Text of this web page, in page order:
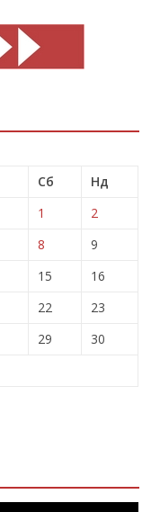
Сб
Нд
1
2
8
9
15
16
22
23
29
30